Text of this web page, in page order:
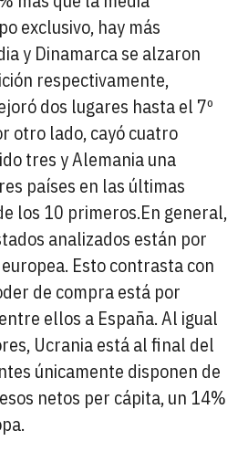
exclusivo, hay más
y Dinamarca se alzaron
respectivamente,
dos lugares hasta el 7º
otro lado, cayó cuatro
tres y Alemania una
países en las últimas
los 10 primeros.En general,
analizados están por
Esto contrasta con
de compra está por
ellos a España. Al igual
Ucrania está al final del
únicamente disponen de
netos per cápita, un 14%